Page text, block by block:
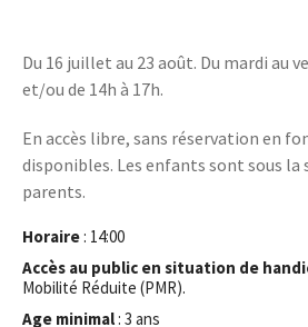
Du 16 juillet au 23 août. Du mardi au
et/ou de 14h à 17h.
En accès libre, sans réservation en
disponibles. Les enfants sont sous la
parents.
Horaire : 14:00
Accès au public en situation de
Mobilité Réduite (PMR).
Age minimal : 3 ans